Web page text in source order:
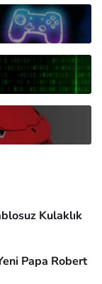
Kulaklık
Papa Robert